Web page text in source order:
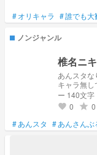
#オリキャラ #誰でも大
ノンジャンル
椎名ニ
あんスタな
キャラ無し
囲までなら
てください
ー 140文字
favorite 0 grade 0
#あんスタ #あんさんぶ